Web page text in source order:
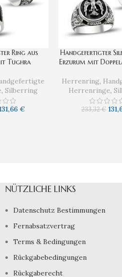
Ring aus
Tughra
, Silberring
€
Handgefertigter
Erzurum mit
Herrenring,
Herrenringe,
233,32€
NÜTZLICHE LINKS
Datenschutz Bestimmungen
Fernabsatzvertrag
Terms & Bedingungen
Rückgabebedingungen
Rückgaberecht